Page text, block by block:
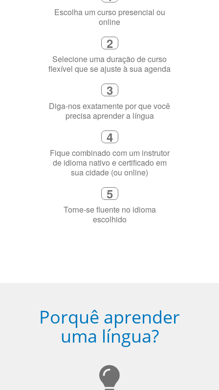
1
Escolha um curso presencial ou
online
2
Selecione uma duração de curso
flexível que se ajuste à sua agenda
3
Diga-nos exatamente por que você
precisa aprender a língua
4
Fique combinado com um instrutor
de idioma nativo e certificado em
sua cidade (ou online)
5
Porquê aprender
uma língua?